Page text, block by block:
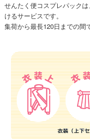
せんたく便コスプレパック
けるサービスです。
集荷から最長120日までの間